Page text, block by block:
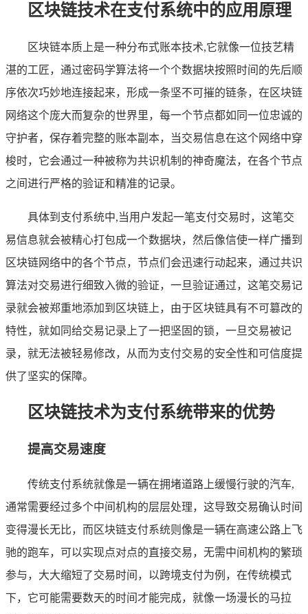
区块链技术在支付系统中的应用原理
区块链本质上是一种分布式账本技术,它就像一位技艺精
湛的工匠，通过密码学算法将一个个数据块按照时间的先后顺
序依次巧妙地连接起来，形成一条坚不可摧的链条，在区块链
网络这个庞大而复杂的世界里，每一个节点都如同一位忠诚的
守护者，保存着完整的账本副本，当交易信息在这个网络中穿
梭时，它会通过一种被称为共识机制的神奇魔法，在各个节点
之间进行严格的验证和精准的记录。
具体到支付系统中,当用户发起一笔支付交易时，这笔交
易信息就会被精心打包成一个数据块，然后像信使一样广播到
区块链网络中的各个节点，节点们会迅速行动起来，通过共识
算法对交易进行细致入微的验证，一旦验证通过，这笔交易记
录就会被郑重地添加到区块链上，由于区块链具有不可篡改的
特性，就如同给交易记录上了一把坚固的锁，一旦交易被记
录，就无法被轻易修改，从而为支付交易的安全性和可信度提
供了坚实的保障。
区块链技术为支付系统带来的优势
提高交易速度
传统支付系统就像是一辆在拥堵道路上缓慢行驶的汽车,
通常需要经过多个中间机构的层层处理，这导致交易确认时间
变得漫长无比，而区块链支付系统则像是一辆在高速公路上飞
驰的跑车，可以实现点对点的直接交易，无需中间机构的繁琐
参与，大大缩短了交易时间，以跨境支付为例，在传统模式
下，它可能需要数天的时间才能完成，就像一场漫长的马拉